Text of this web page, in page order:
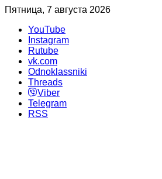
Пятница, 7 августа 2026
YouTube
Instagram
Rutube
vk.com
Odnoklassniki
Threads
Viber
Telegram
RSS